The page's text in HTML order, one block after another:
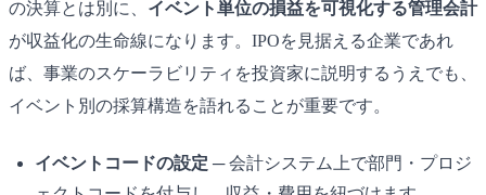
の決算とは別に、 イベント単位の損益を可視化する管理会計
が収益化の生命線になります。IPOを見据える企業であれ
ば、事業のスケーラビリティを投資家に説明するうえでも、
イベント別の採算構造を語れることが重要です。
イベントコードの設定 ─ 会計システム上で部門・プロジ